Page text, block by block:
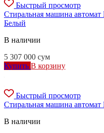
Быстрый просмотр
Стиральная машина автомат
Белый
В наличии
5 307 000 сум
Купить В корзину
Быстрый просмотр
Стиральная машина
В наличии